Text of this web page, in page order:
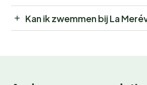
Kan ik zwemmen bij La